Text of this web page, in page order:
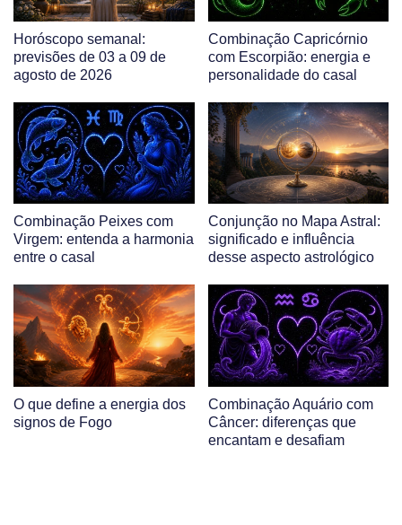
Horóscopo semanal:
previsões de 03 a 09 de
agosto de 2026
Combinação Capricórnio
com Escorpião: energia e
personalidade do casal
Combinação Peixes com
Virgem: entenda a harmonia
entre o casal
Conjunção no Mapa Astral:
significado e influência
desse aspecto astrológico
O que define a energia dos
signos de Fogo
Combinação Aquário com
Câncer: diferenças que
encantam e desafiam